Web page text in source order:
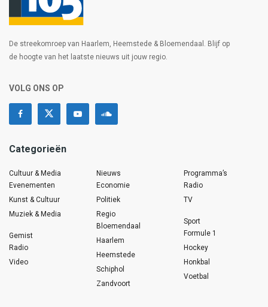
De streekomroep van Haarlem, Heemstede & Bloemendaal. Blijf op
de hoogte van het laatste nieuws uit jouw regio.
VOLG ONS OP
Categorieën
Cultuur & Media
Evenementen
Kunst & Cultuur
Muziek & Media
Gemist
Radio
Video
Nieuws
Economie
Politiek
Regio
Bloemendaal
Haarlem
Heemstede
Schiphol
Zandvoort
Programma’s
Radio
TV
Sport
Formule 1
Hockey
Honkbal
Voetbal